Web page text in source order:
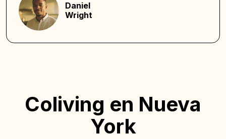
Daniel
Wright
Coliving en Nueva
York